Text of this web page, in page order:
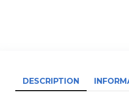
DESCRIPTION